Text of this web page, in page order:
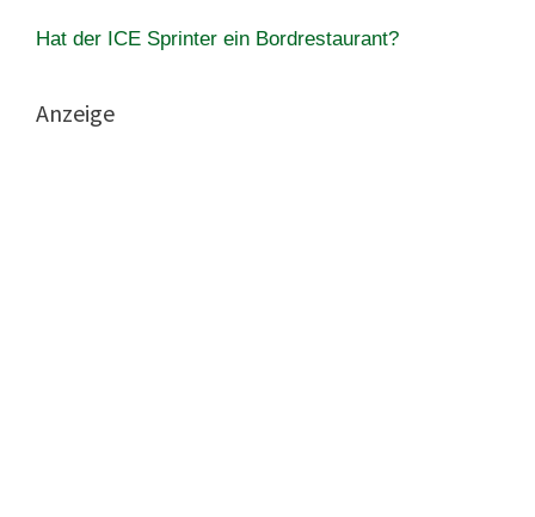
Hat der ICE Sprinter ein Bordrestaurant?
Anzeige